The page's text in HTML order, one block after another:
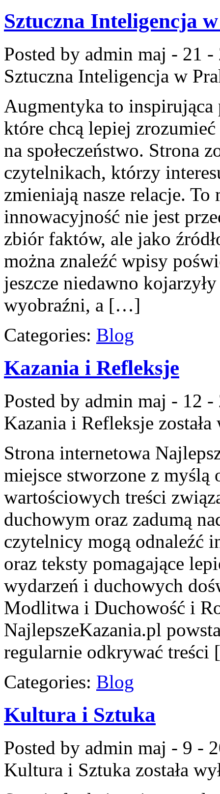
Sztuczna Inteligencja
Posted by admin maj - 21 -
Sztuczna Inteligencja w
Augmentyka to inspirująca
które chcą lepiej
na społeczeństwo. Strona
czytelnikach, którzy
zmieniają nasze relacje.
innowacyjność nie jest
zbiór faktów, ale jako
można znaleźć wpisy
jeszcze niedawno
wyobraźni, a […]
Categories: Blog
Kazania i Refleksje
Posted by admin maj - 12 -
Kazania i Refleksje została
Strona internetowa
miejsce stworzone z myślą
wartościowych treści
duchowym oraz zadumą
czytelnicy mogą odnaleźć
oraz teksty pomagające
wydarzeń i duchowych
Modlitwa i Duchowość i
NajlepszeKazania.pl
regularnie odkrywać
Categories: Blog
Kultura i Sztuka
Posted by admin maj - 9 -
Kultura i Sztuka została